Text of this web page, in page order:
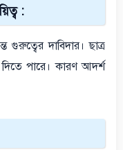
:
গুরুত্বের দাবিদার। ছাত্র
পারে। কারণ আদর্শ